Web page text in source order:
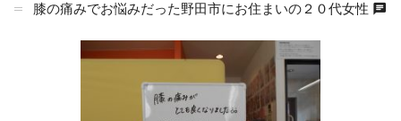
膝の痛みでお悩みだった野田市にお住まいの２０代女性 chat